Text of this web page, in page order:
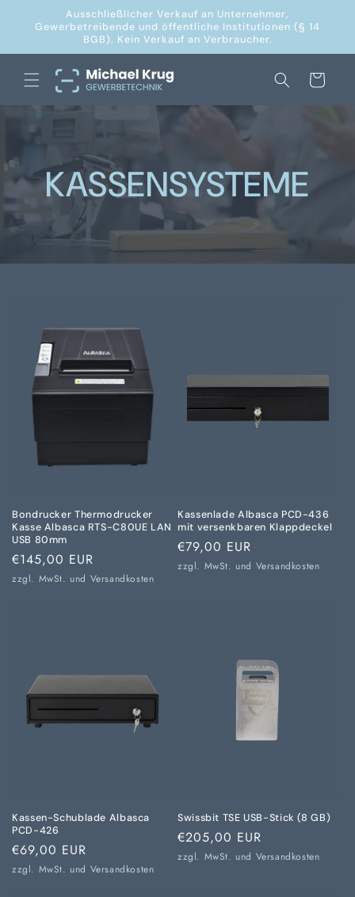
Inhalt
Ausschließlicher Verkauf an Unternehmer,
Gewerbetreibende und öffentliche Institutionen (§ 14
BGB). Kein Verkauf an Verbraucher.
Warenkorb
KASSENSYSTEME
Bondrucker Thermodrucker
Kasse Albasca RTS-C80UE LAN
USB 80mm
Normaler
Preis
€145,00 EUR
zzgl. MwSt. und Versandkosten
Kassenlade Albasca PCD-436
mit versenkbaren Klappdeckel
Normaler
Preis
€79,00 EUR
zzgl. MwSt. und Versandkosten
Kassen-Schublade Albasca
PCD-426
Normaler
Preis
€69,00 EUR
zzgl. MwSt. und Versandkosten
Swissbit TSE USB-Stick (8 GB)
Normaler
Preis
€205,00 EUR
zzgl. MwSt. und Versandkosten